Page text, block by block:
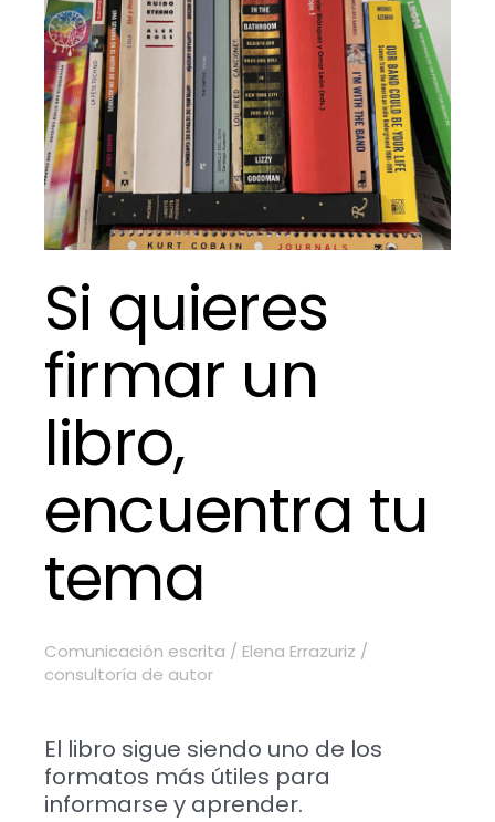
Si quieres
firmar un
libro,
encuentra tu
tema
Comunicación escrita / Elena Errazuriz /
consultoría de autor
El libro sigue siendo uno de los
formatos más útiles para
informarse y aprender.
firmar
un
libro,
encuentra
tu
tema